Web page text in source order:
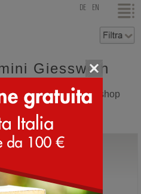
DE EN
Giesswein
colore sabbia online shop
a ciabatta